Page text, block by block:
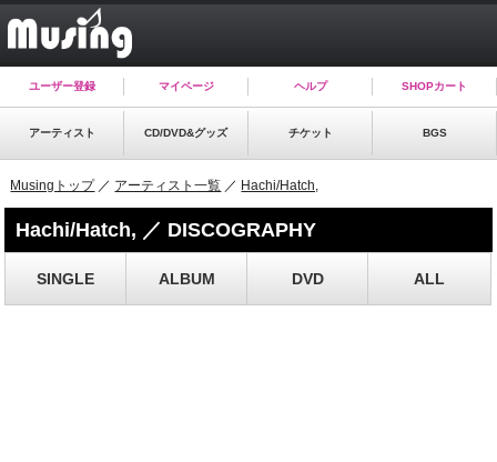
ユーザー登録 マイページ ヘルプ SHOPカート
アーティスト CD/DVD&グッズ チケット BGS
Musingトップ／ アーティスト一覧 ／ Hachi/Hatch,
Hachi/Hatch, ／ DISCOGRAPHY
SINGLE ALBUM DVD ALL